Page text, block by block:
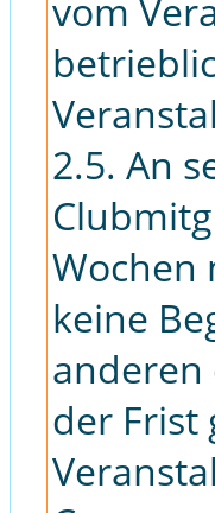
vom
2.5. An
Wochen
keine
anderen
der Frist